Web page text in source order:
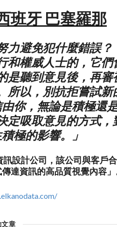
班牙 巴塞羅那
力避免犯什麼錯誤？
和權威人士的，它們
是聽到意見後，再審
所以，別抗拒嘗試新
你，無論是積極還
定吸取意見的方式，
極的影響。」
設計公司，該公司與客戶
達資訊的高品質視覺內容」
章